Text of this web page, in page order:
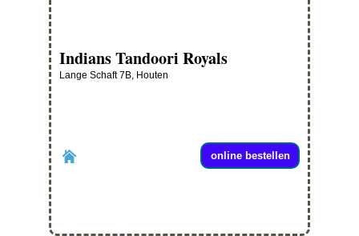
Indians Tandoori Royals
Lange Schaft 7B, Houten
online bestellen